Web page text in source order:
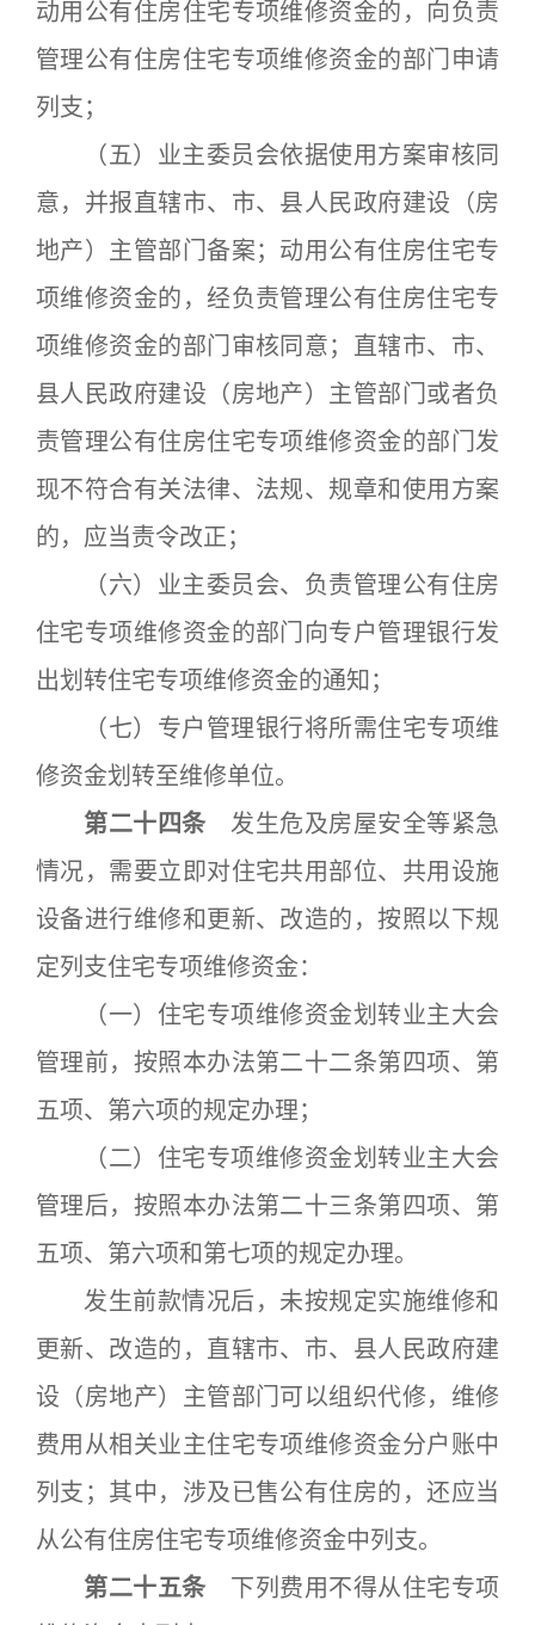
动用公有住房住宅专项维修资金的，向负责
管理公有住房住宅专项维修资金的部门申请
列支；
（五）业主委员会依据使用方案审核同
意，并报直辖市、市、县人民政府建设（房
地产）主管部门备案；动用公有住房住宅专
项维修资金的，经负责管理公有住房住宅专
项维修资金的部门审核同意；直辖市、市、
县人民政府建设（房地产）主管部门或者负
责管理公有住房住宅专项维修资金的部门发
现不符合有关法律、法规、规章和使用方案
的，应当责令改正；
（六）业主委员会、负责管理公有住房
住宅专项维修资金的部门向专户管理银行发
出划转住宅专项维修资金的通知；
（七）专户管理银行将所需住宅专项维
修资金划转至维修单位。
第二十四条 发生危及房屋安全等紧急
情况，需要立即对住宅共用部位、共用设施
设备进行维修和更新、改造的，按照以下规
定列支住宅专项维修资金：
（一）住宅专项维修资金划转业主大会
管理前，按照本办法第二十二条第四项、第
五项、第六项的规定办理；
（二）住宅专项维修资金划转业主大会
管理后，按照本办法第二十三条第四项、第
五项、第六项和第七项的规定办理。
发生前款情况后，未按规定实施维修和
更新、改造的，直辖市、市、县人民政府建
设（房地产）主管部门可以组织代修，维修
费用从相关业主住宅专项维修资金分户账中
列支；其中，涉及已售公有住房的，还应当
从公有住房住宅专项维修资金中列支。
第二十五条 下列费用不得从住宅专项